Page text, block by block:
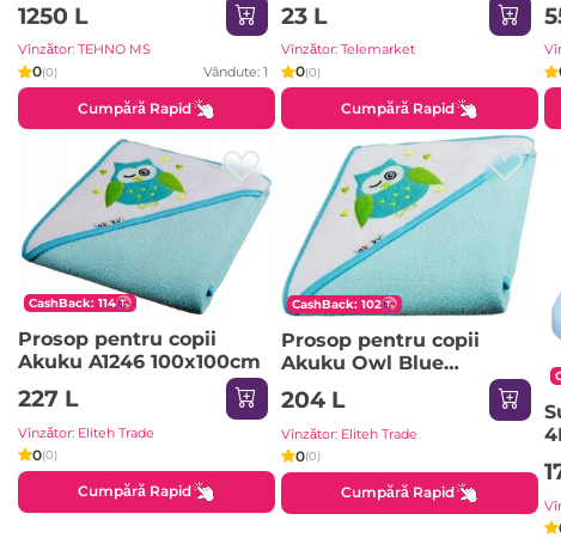
1250 L
Vînzător: TEHNO MS
0(0) Vândute: 1
Cumpără Rapid
23 L
Vînzător: Telemarket
0(0)
Cumpără Rapid
CashBack: 114
Prosop pentru copii
Akuku A1246 100x100cm
227 L
Vînzător: Eliteh Trade
0(0)
Cumpără Rapid
CashBack: 102
Prosop pentru copii
Akuku Owl Blue
80x80cm (A1236)
204 L
Vînzător: Eliteh Trade
0(0)
Cumpără Rapid